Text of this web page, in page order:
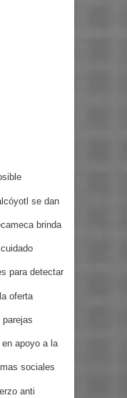
se dan
brinda
para detectar
oferta
apoyo a la
sociales
anti